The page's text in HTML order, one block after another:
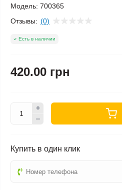
Модель: 700365
Отзывы: (0)
Есть в наличии
420.00 грн
Купить в один клик